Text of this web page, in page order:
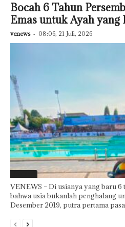
Bocah 6 Tahun
Emas untuk Ayah yang
venews - 08:06, 21 Juli, 2026
VENEWS – Di usianya yang baru
bahwa usia bukanlah penghalang
Desember 2019, putra pertama